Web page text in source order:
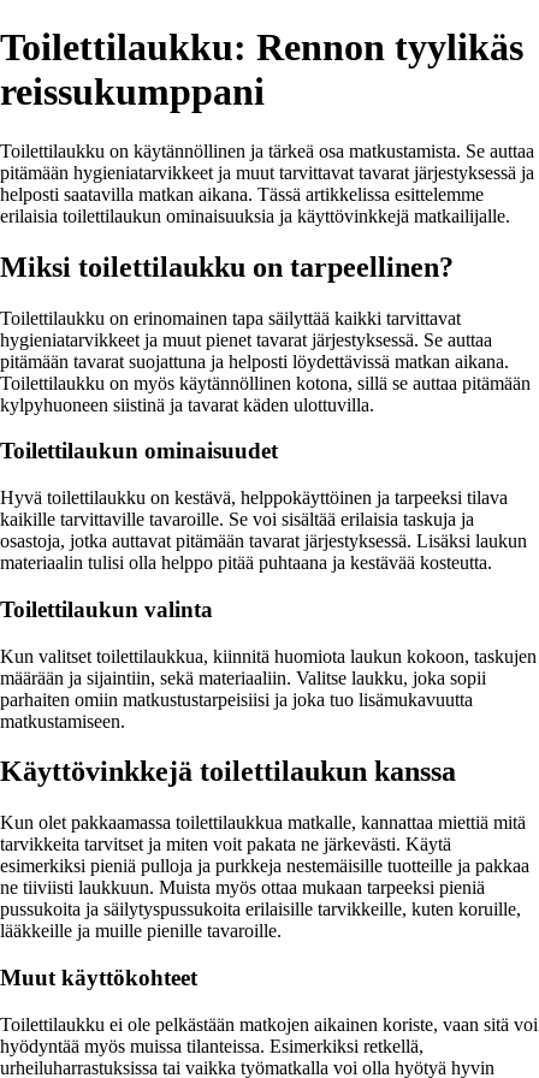
Toilettilaukku: Rennon tyylikäs
reissukumppani
Toilettilaukku on käytännöllinen ja tärkeä osa matkustamista. Se auttaa
pitämään hygieniatarvikkeet ja muut tarvittavat tavarat järjestyksessä ja
helposti saatavilla matkan aikana. Tässä artikkelissa esittelemme
erilaisia toilettilaukun ominaisuuksia ja käyttövinkkejä matkailijalle.
Miksi toilettilaukku on tarpeellinen?
Toilettilaukku on erinomainen tapa säilyttää kaikki tarvittavat
hygieniatarvikkeet ja muut pienet tavarat järjestyksessä. Se auttaa
pitämään tavarat suojattuna ja helposti löydettävissä matkan aikana.
Toilettilaukku on myös käytännöllinen kotona, sillä se auttaa pitämään
kylpyhuoneen siistinä ja tavarat käden ulottuvilla.
Toilettilaukun ominaisuudet
Hyvä toilettilaukku on kestävä, helppokäyttöinen ja tarpeeksi tilava
kaikille tarvittaville tavaroille. Se voi sisältää erilaisia taskuja ja
osastoja, jotka auttavat pitämään tavarat järjestyksessä. Lisäksi laukun
materiaalin tulisi olla helppo pitää puhtaana ja kestävää kosteutta.
Toilettilaukun valinta
Kun valitset toilettilaukkua, kiinnitä huomiota laukun kokoon, taskujen
määrään ja sijaintiin, sekä materiaaliin. Valitse laukku, joka sopii
parhaiten omiin matkustustarpeisiisi ja joka tuo lisämukavuutta
matkustamiseen.
Käyttövinkkejä toilettilaukun kanssa
Kun olet pakkaamassa toilettilaukkua matkalle, kannattaa miettiä mitä
tarvikkeita tarvitset ja miten voit pakata ne järkevästi. Käytä
esimerkiksi pieniä pulloja ja purkkeja nestemäisille tuotteille ja pakkaa
ne tiiviisti laukkuun. Muista myös ottaa mukaan tarpeeksi pieniä
pussukoita ja säilytyspussukoita erilaisille tarvikkeille, kuten koruille,
lääkkeille ja muille pienille tavaroille.
Muut käyttökohteet
Toilettilaukku ei ole pelkästään matkojen aikainen koriste, vaan sitä voi
hyödyntää myös muissa tilanteissa. Esimerkiksi retkellä,
urheiluharrastuksissa tai vaikka työmatkalla voi olla hyötyä hyvin